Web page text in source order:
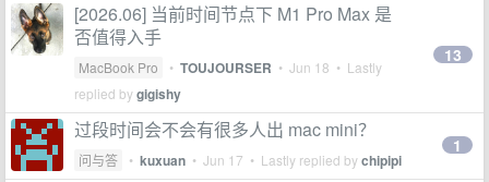
[2026.06] 当前时间节点下 M1 Pro Max 是
否值得入手
MacBook Pro • TOUJOURSER • Jun 18 • Lastly
replied bygigishy
13
过段时间会不会有很多人出 mac mini？
问与答 • kuxuan • Jun 17 • Lastly replied bychipipi
1